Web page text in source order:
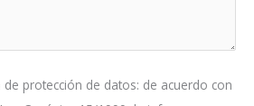
de protección de datos: de acuerdo con